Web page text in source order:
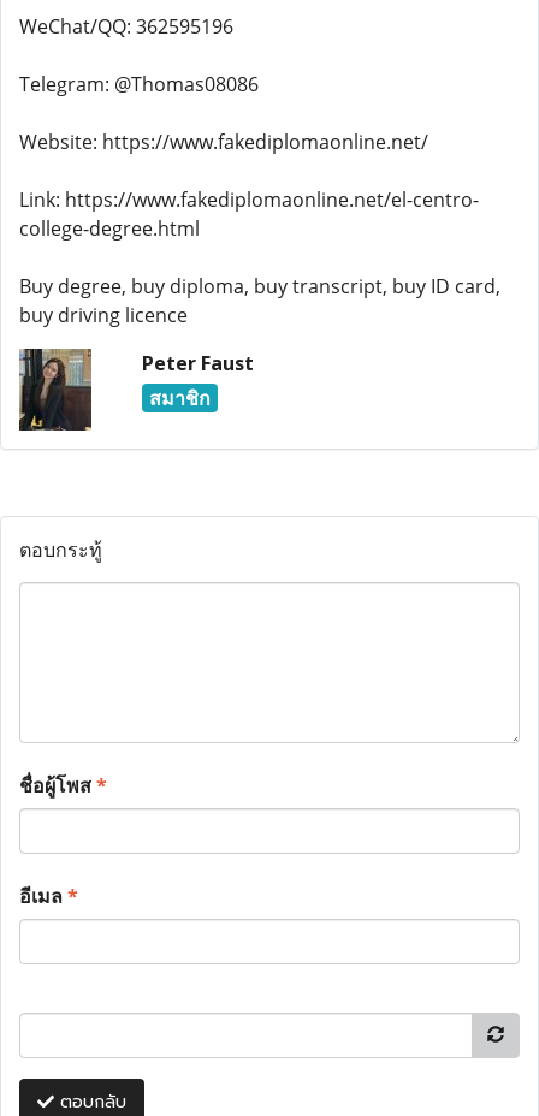
WeChat/QQ: 362595196
Telegram: @Thomas08086
Website: https://www.fakediplomaonline.net/
Link: https://www.fakediplomaonline.net/el-centro-
college-degree.html
Buy degree, buy diploma, buy transcript, buy ID card,
buy driving licence
Peter Faust
สมาชิก
ตอบกระทู้
ชื่อผู้โพส*
อีเมล*
ตอบกลับ